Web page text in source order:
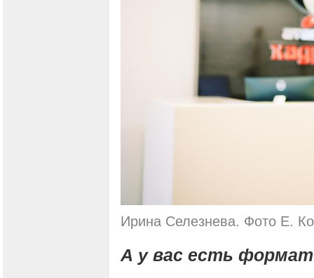
Ирина Селезнева. Фото Е.
А у вас есть